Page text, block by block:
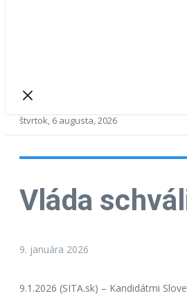
štvrtok, 6 augusta, 2026
Vláda
9. januára 2026
9.1.2026 (SITA.sk) – Kandidátmi